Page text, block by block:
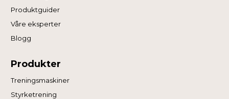
Produktguider
Våre eksperter
Blogg
Produkter
Treningsmaskiner
Styrketrening